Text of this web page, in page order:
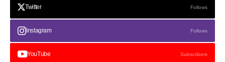
Twitter Follows
Instagram Follows
YouTube Subscribers